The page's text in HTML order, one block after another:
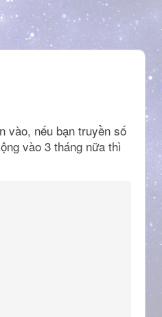
vào, nếu bạn truyền số
vào 3 tháng nữa thì